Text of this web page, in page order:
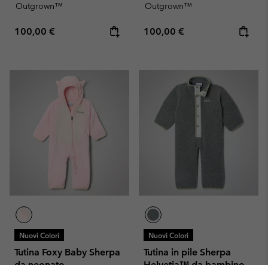
Outgrown™
Regular price:
100,00 €
Outgrown™
Regular price:
100,00 €
Nuovi Colori
Tutina Foxy Baby Sherpa
Nuovi Colori
Tutina in pile Sherpa